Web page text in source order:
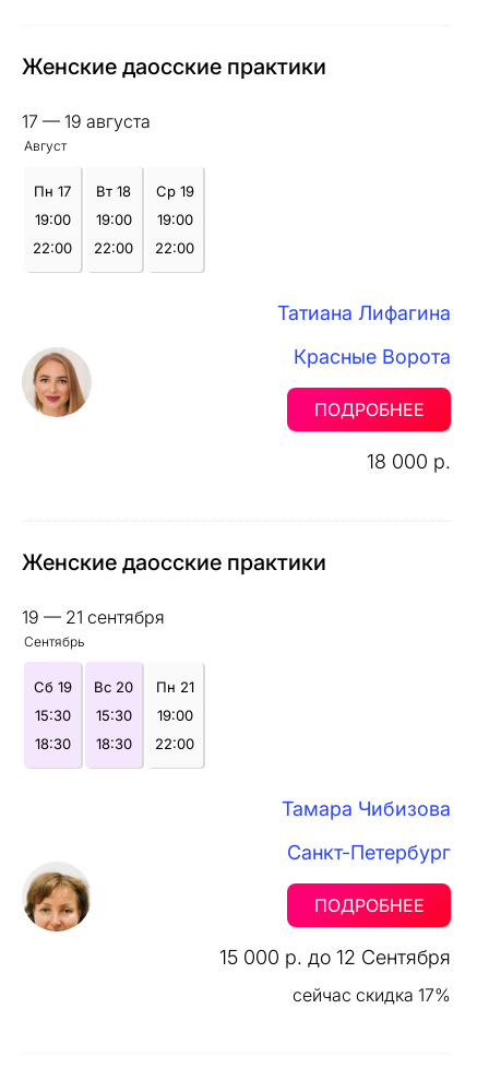
Женские даосские практики
17 — 19 августа
Август
Пн 17
19:00
22:00
Вт 18
19:00
22:00
Ср 19
19:00
22:00
Татиана Лифагина
Красные Ворота
ПОДРОБНЕЕ
18 000 р.
Женские даосские практики
19 — 21 сентября
Сентябрь
Сб 19
15:30
18:30
Вс 20
15:30
18:30
Пн 21
19:00
22:00
Тамара Чибизова
Санкт-Петербург
ПОДРОБНЕЕ
15 000 р. до 12 Сентября
сейчас скидка 17%